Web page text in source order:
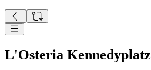
L'Osteria Kennedyplatz